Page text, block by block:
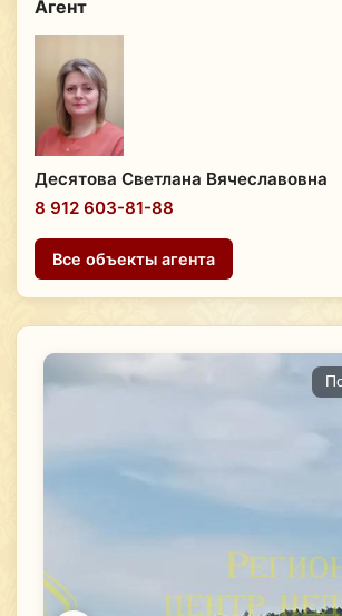
Агент
Десятова Светлана Вячеславовна
8 912 603-81-88
Все объекты агента